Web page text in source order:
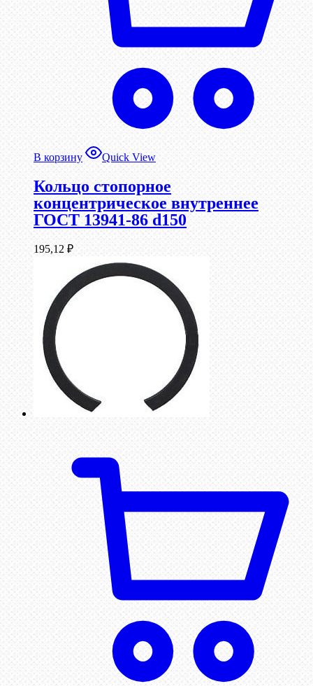
В корзину Quick View
Кольцо стопорное
концентрическое внутреннее
ГОСТ 13941-86 d150
195,12 ₽